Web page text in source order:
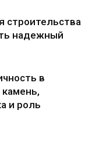
строительства
надежный
в
камень,
и роль